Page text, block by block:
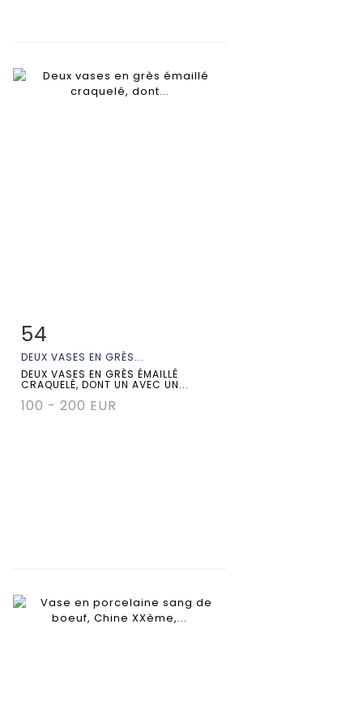
Fiche détaillée
54
DEUX VASES EN GRÈS...
DEUX VASES EN GRÈS ÉMAILLÉ
CRAQUELÉ, DONT UN AVEC UN...
100 - 200 EUR